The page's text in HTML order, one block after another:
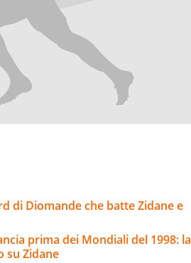
di Diomande che batte Zidane e
prima dei Mondiali del 1998: la
su Zidane